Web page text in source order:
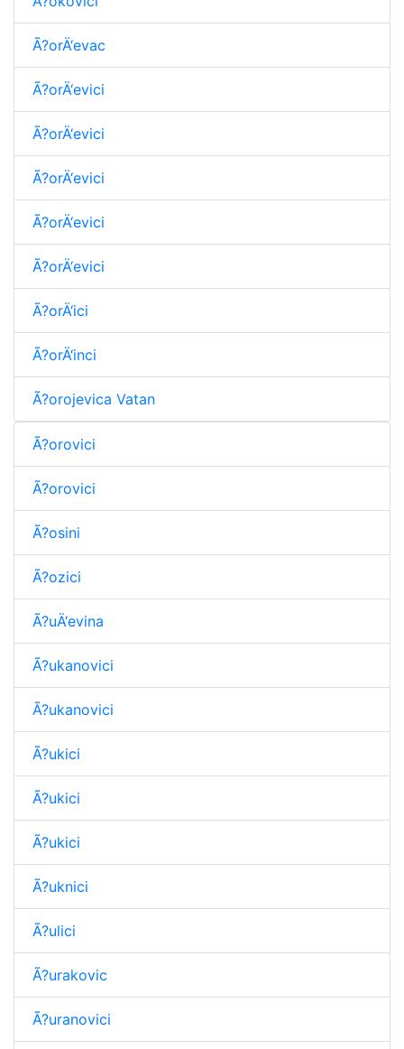
Ã?orÄ‘evac
Ã?orÄ‘evici
Ã?orÄ‘evici
Ã?orÄ‘evici
Ã?orÄ‘evici
Ã?orÄ‘evici
Ã?orÄ‘ici
Ã?orÄ‘inci
Ã?orojevica Vatan
Ã?orovici
Ã?orovici
Ã?osini
Ã?ozici
Ã?uÄ‘evina
Ã?ukanovici
Ã?ukanovici
Ã?ukici
Ã?ukici
Ã?ukici
Ã?uknici
Ã?ulici
Ã?urakovic
Ã?uranovici